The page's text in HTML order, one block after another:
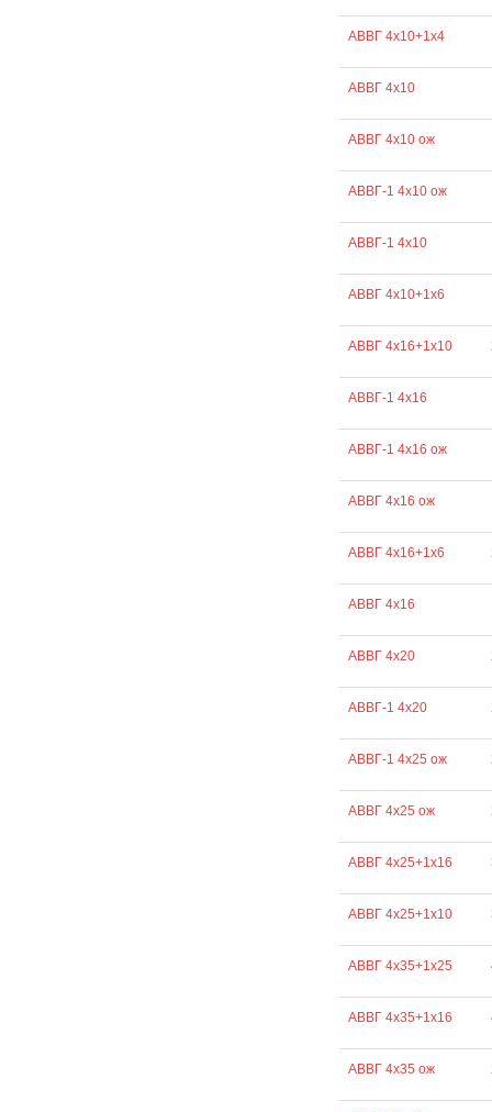
АВВГ 4х10+1х4
АВВГ 4х10
АВВГ 4х10 ож
АВВГ-1 4х10 ож
АВВГ-1 4х10
АВВГ 4х10+1х6
АВВГ 4х16+1х10
АВВГ-1 4х16
АВВГ-1 4х16 ож
АВВГ 4х16 ож
АВВГ 4х16+1х6
АВВГ 4х16
АВВГ 4х20
АВВГ-1 4х20
АВВГ-1 4х25 ож
АВВГ 4х25 ож
АВВГ 4х25+1х16
АВВГ 4х25+1х10
АВВГ 4х35+1х25
АВВГ 4х35+1х16
АВВГ 4х35 ож